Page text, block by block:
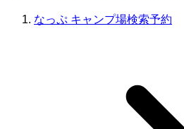
なっぷ キャンプ場検索予約